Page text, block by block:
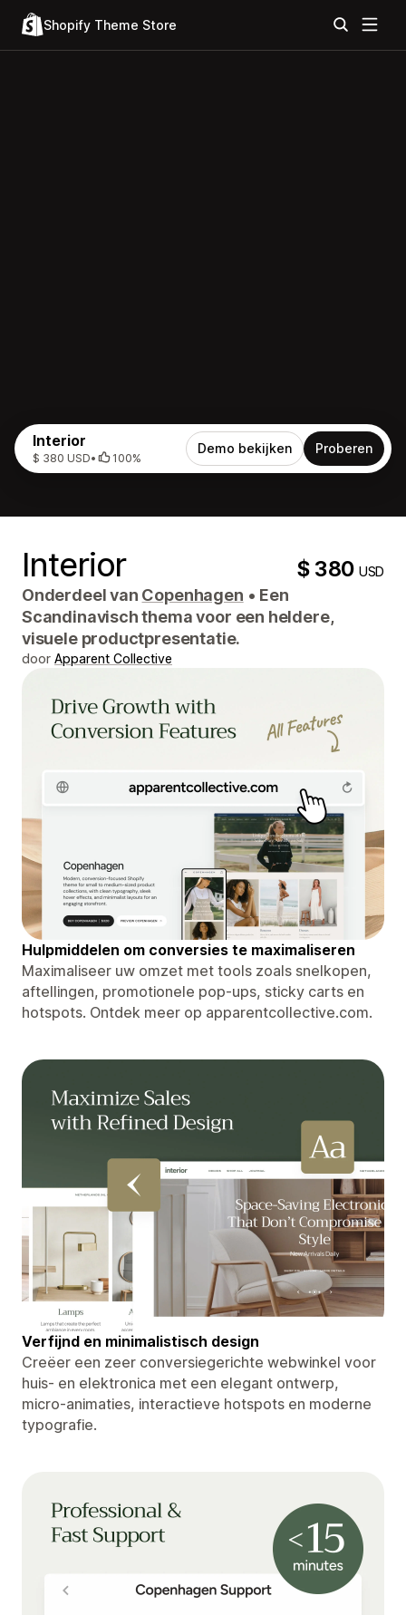
Shopify Theme Store
Interior
$ 380 USD• 100%
Demo bekijken Proberen
Interior $ 380USD
Onderdeel van Copenhagen • Een
Scandinavisch thema voor een heldere,
visuele productpresentatie.
door Apparent Collective
Hulpmiddelen om conversies te maximaliseren
Maximaliseer uw omzet met tools zoals snelkopen,
aftellingen, promotionele pop-ups, sticky carts en
hotspots. Ontdek meer op apparentcollective.com.
Verfijnd en minimalistisch design
Creëer een zeer conversiegerichte webwinkel voor
huis- en elektronica met een elegant ontwerp,
micro-animaties, interactieve hotspots en moderne
typografie.